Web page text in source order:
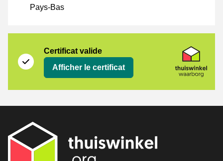
Pays-Bas
Certificat valide
Afficher le certificat